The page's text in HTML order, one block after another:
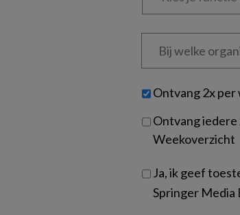
Bij
welke
je?
Untitled
Ontvang 2x
Ontvang
Weekoverzicht
Ja, ik geef
Springer Media